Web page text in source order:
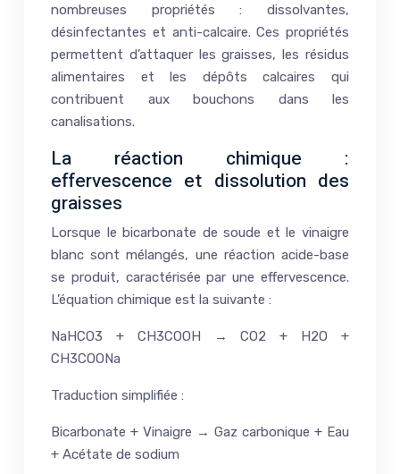
nombreuses propriétés : dissolvantes,
désinfectantes et anti-calcaire. Ces propriétés
permettent d’attaquer les graisses, les résidus
alimentaires et les dépôts calcaires qui
contribuent aux bouchons dans les
canalisations.
La réaction chimique :
effervescence et dissolution des
graisses
Lorsque le bicarbonate de soude et le vinaigre
blanc sont mélangés, une réaction acide-base
se produit, caractérisée par une effervescence.
L’équation chimique est la suivante :
NaHCO3 + CH3COOH → CO2 + H2O +
CH3COONa
Traduction simplifiée :
Bicarbonate + Vinaigre → Gaz carbonique + Eau
+ Acétate de sodium